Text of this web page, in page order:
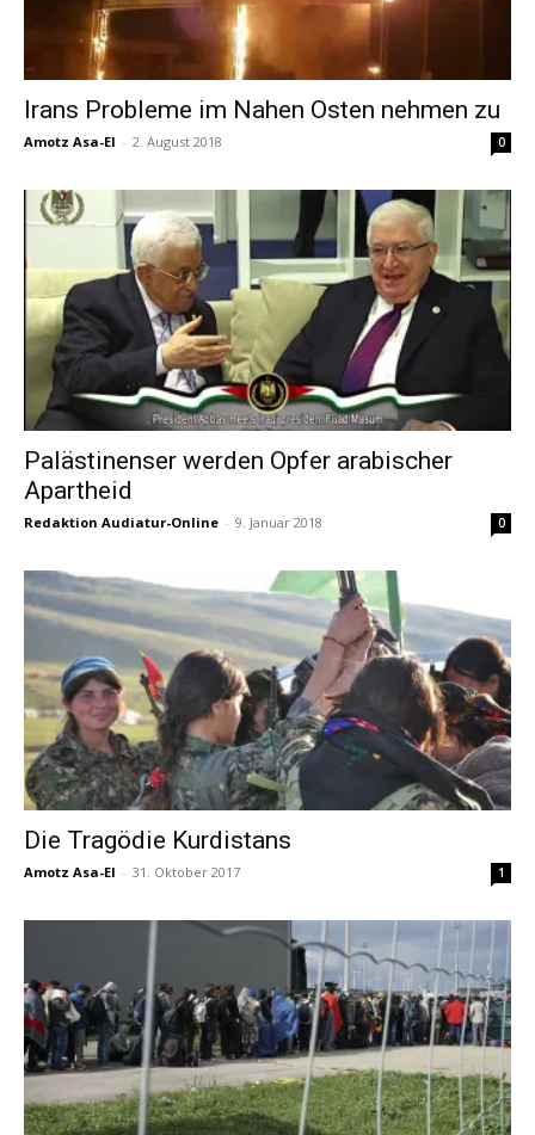
Irans Probleme im Nahen Osten nehmen zu
Amotz Asa-El - 2. August 2018 0
Palästinenser werden Opfer arabischer
Apartheid
Redaktion Audiatur-Online - 9. Januar 2018 0
Die Tragödie Kurdistans
Amotz Asa-El - 31. Oktober 2017 1